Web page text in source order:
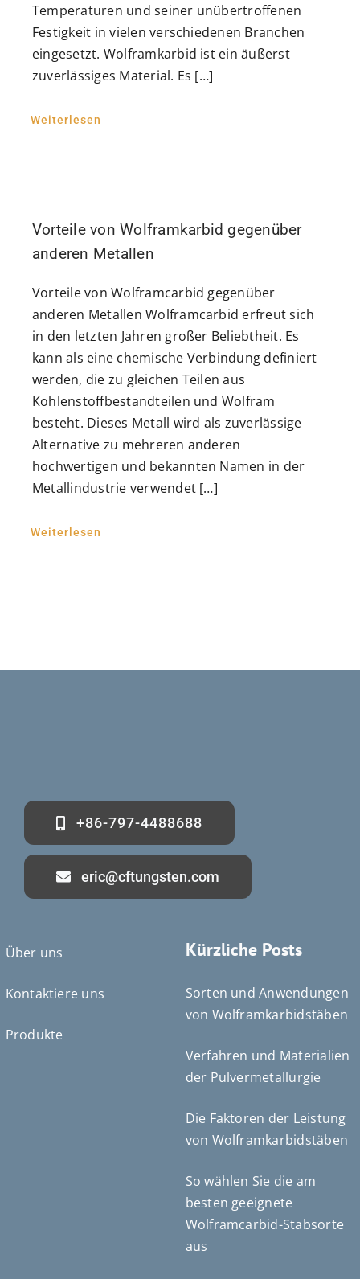
Temperaturen und seiner unübertroffenen
Festigkeit in vielen verschiedenen Branchen
eingesetzt. Wolframkarbid ist ein äußerst
zuverlässiges Material. Es […]
Weiterlesen
Vorteile von Wolframkarbid gegenüber
anderen Metallen
Vorteile von Wolframcarbid gegenüber
anderen Metallen Wolframcarbid erfreut sich
in den letzten Jahren großer Beliebtheit. Es
kann als eine chemische Verbindung definiert
werden, die zu gleichen Teilen aus
Kohlenstoffbestandteilen und Wolfram
besteht. Dieses Metall wird als zuverlässige
Alternative zu mehreren anderen
hochwertigen und bekannten Namen in der
Metallindustrie verwendet […]
Weiterlesen
+86-797-4488688
eric@cftungsten.com
Über uns
Kontaktiere uns
Produkte
Kürzliche Posts
Sorten und Anwendungen
von Wolframkarbidstäben
Verfahren und Materialien
der Pulvermetallurgie
Die Faktoren der Leistung
von Wolframkarbidstäben
So wählen Sie die am
besten geeignete
Wolframcarbid-Stabsorte
aus
Türkçe
Bahasa Indonesia
Português do Brasil